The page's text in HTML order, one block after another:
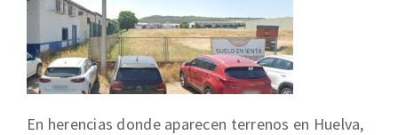
En herencias donde aparecen terrenos en Huelva,